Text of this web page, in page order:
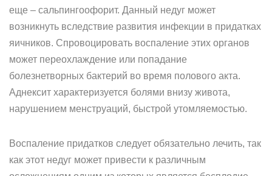
еще – сальпингоофорит. Данный недуг может
возникнуть вследствие развития инфекции в придатках
яичников. Спровоцировать воспаление этих органов
может переохлаждение или попадание
болезнетворных бактерий во время полового акта.
Аднексит характеризуется болями внизу живота,
нарушением менструаций, быстрой утомляемостью.
Воспаление придатков следует обязательно лечить, так
как этот недуг может привести к различным